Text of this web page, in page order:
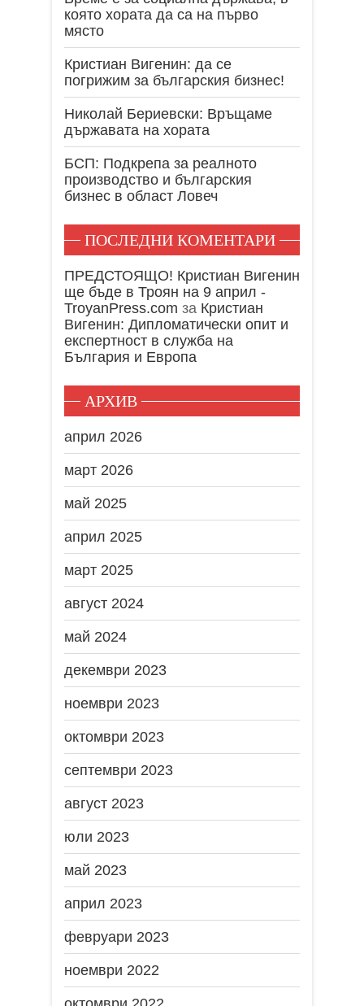
която хората да са на първо
място
Кристиан Вигенин: да се
погрижим за българския бизнес!
Николай Бериевски: Връщаме
държавата на хората
БСП: Подкрепа за реалното
производство и българския
бизнес в област Ловеч
ПОСЛЕДНИ КОМЕНТАРИ
ПРЕДСТОЯЩО! Кристиан Вигенин
ще бъде в Троян на 9 април -
TroyanPress.com за Кристиан
Вигенин: Дипломатически опит и
експертност в служба на
България и Европа
АРХИВ
април 2026
март 2026
май 2025
април 2025
март 2025
август 2024
май 2024
декември 2023
ноември 2023
октомври 2023
септември 2023
август 2023
юли 2023
май 2023
април 2023
февруари 2023
ноември 2022